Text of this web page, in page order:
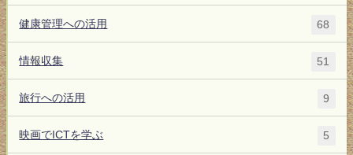
健康管理への活用 68
情報収集 51
旅行への活用 9
映画でICTを学ぶ 5